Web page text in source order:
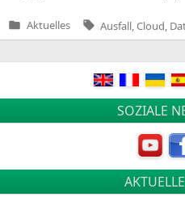
Veröffentlicht
in
Aktuelles Tags:
Ausfall Cloud
SOZIALE